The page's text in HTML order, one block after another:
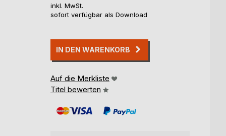
inkl. MwSt.
sofort verfügbar als Download
IN DEN WARENKORB
Auf die Merkliste
Titel bewerten